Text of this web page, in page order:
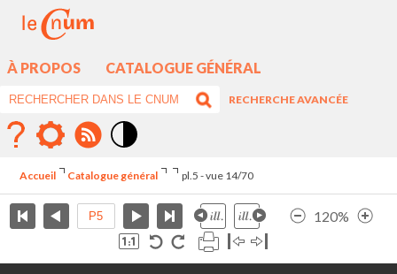
À PROPOS CATALOGUE GÉNÉRAL
RECHERCHE AVANCÉE
élévé
Accueil Catalogue général pl.5 - vue 14/70
120%